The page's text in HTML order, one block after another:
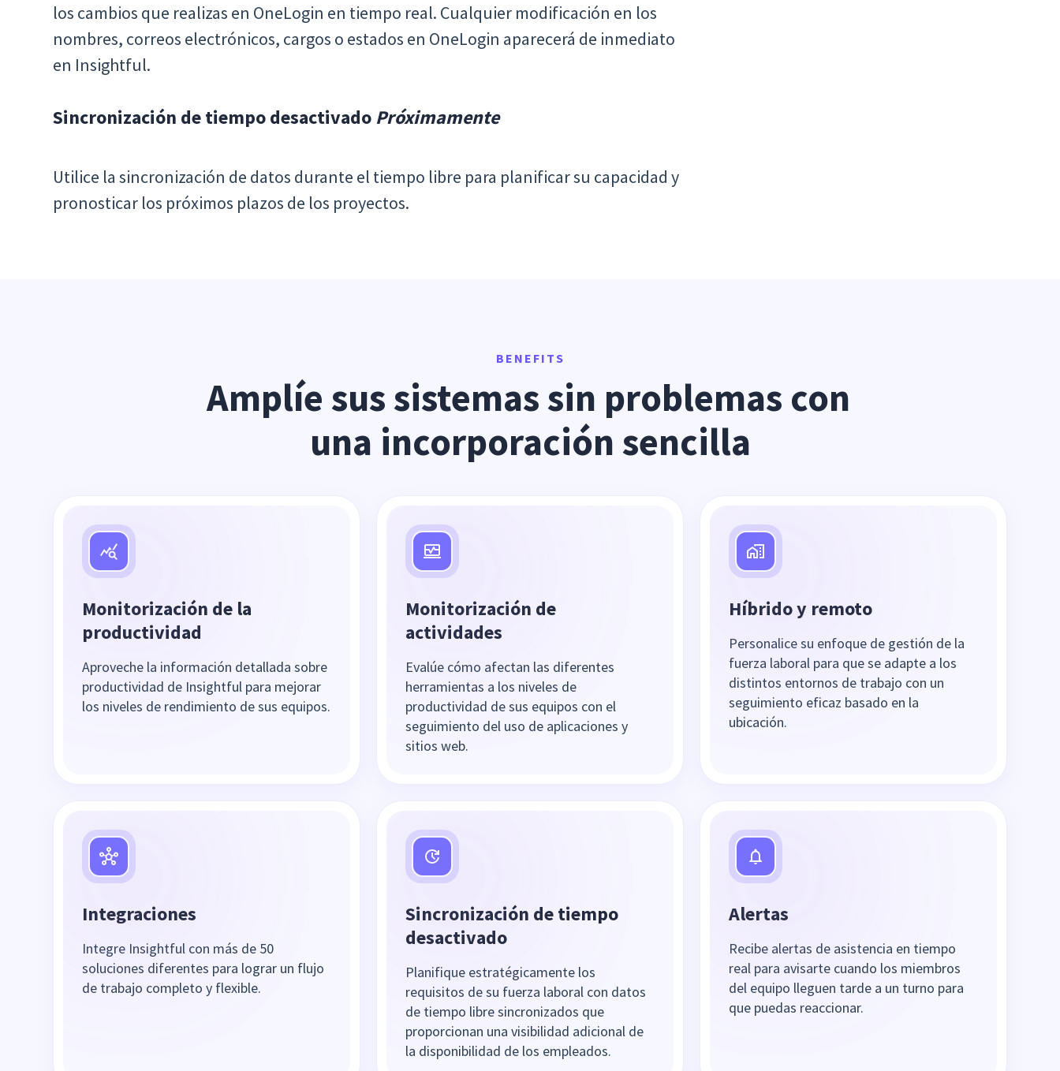
los cambios que realizas en OneLogin en tiempo real. Cualquier modificación en los
nombres, correos electrónicos, cargos o estados en OneLogin aparecerá de inmediato
en Insightful.
Sincronización de tiempo desactivado Próximamente
Utilice la sincronización de datos durante el tiempo libre para planificar su capacidad y
pronosticar los próximos plazos de los proyectos.
BENEFITS
Amplíe sus sistemas sin problemas con
una incorporación sencilla
Monitorización de la
productividad
Aproveche la información detallada sobre
productividad de Insightful para mejorar
los niveles de rendimiento de sus equipos.
Monitorización de
actividades
Evalúe cómo afectan las diferentes
herramientas a los niveles de
productividad de sus equipos con el
seguimiento del uso de aplicaciones y
sitios web.
Híbrido y remoto
Personalice su enfoque de gestión de la
fuerza laboral para que se adapte a los
distintos entornos de trabajo con un
seguimiento eficaz basado en la
ubicación.
Integraciones
Integre Insightful con más de 50
soluciones diferentes para lograr un flujo
de trabajo completo y flexible.
Sincronización de tiempo
desactivado
Planifique estratégicamente los
requisitos de su fuerza laboral con datos
de tiempo libre sincronizados que
proporcionan una visibilidad adicional de
la disponibilidad de los empleados.
Alertas
Recibe alertas de asistencia en tiempo
real para avisarte cuando los miembros
del equipo lleguen tarde a un turno para
que puedas reaccionar.